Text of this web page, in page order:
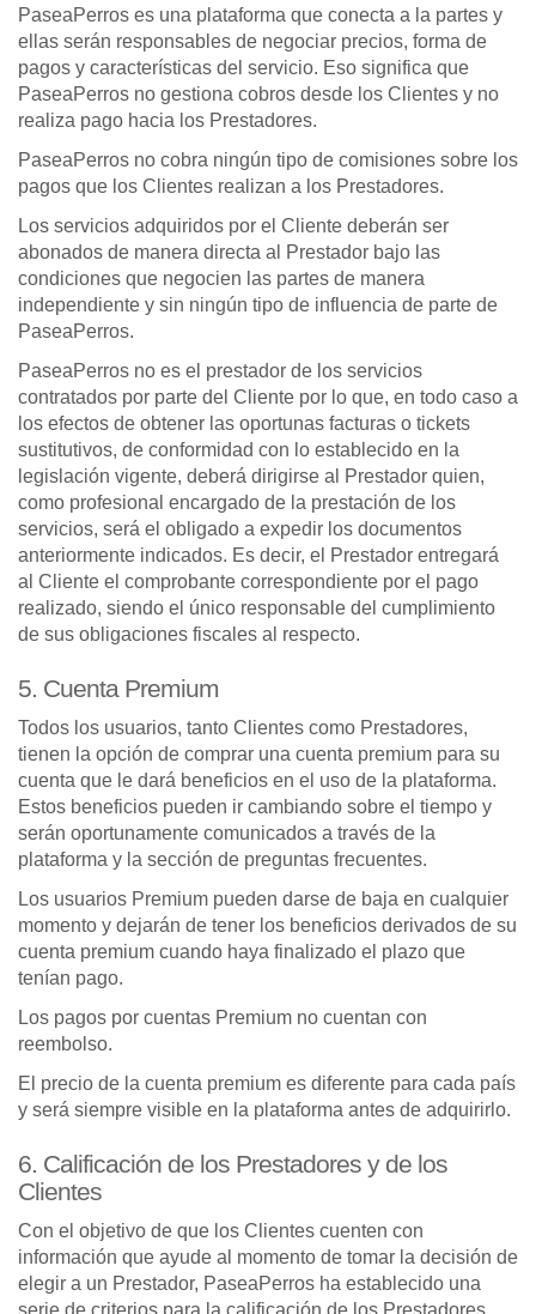
PaseaPerros es una plataforma que conecta a la partes y
ellas serán responsables de negociar precios, forma de
pagos y características del servicio. Eso significa que
PaseaPerros no gestiona cobros desde los Clientes y no
realiza pago hacia los Prestadores.
PaseaPerros no cobra ningún tipo de comisiones sobre los
pagos que los Clientes realizan a los Prestadores.
Los servicios adquiridos por el Cliente deberán ser
abonados de manera directa al Prestador bajo las
condiciones que negocien las partes de manera
independiente y sin ningún tipo de influencia de parte de
PaseaPerros.
PaseaPerros no es el prestador de los servicios
contratados por parte del Cliente por lo que, en todo caso a
los efectos de obtener las oportunas facturas o tickets
sustitutivos, de conformidad con lo establecido en la
legislación vigente, deberá dirigirse al Prestador quien,
como profesional encargado de la prestación de los
servicios, será el obligado a expedir los documentos
anteriormente indicados. Es decir, el Prestador entregará
al Cliente el comprobante correspondiente por el pago
realizado, siendo el único responsable del cumplimiento
de sus obligaciones fiscales al respecto.
5. Cuenta Premium
Todos los usuarios, tanto Clientes como Prestadores,
tienen la opción de comprar una cuenta premium para su
cuenta que le dará beneficios en el uso de la plataforma.
Estos beneficios pueden ir cambiando sobre el tiempo y
serán oportunamente comunicados a través de la
plataforma y la sección de preguntas frecuentes.
Los usuarios Premium pueden darse de baja en cualquier
momento y dejarán de tener los beneficios derivados de su
cuenta premium cuando haya finalizado el plazo que
tenían pago.
Los pagos por cuentas Premium no cuentan con
reembolso.
El precio de la cuenta premium es diferente para cada país
y será siempre visible en la plataforma antes de adquirirlo.
6. Calificación de los Prestadores y de los
Clientes
Con el objetivo de que los Clientes cuenten con
información que ayude al momento de tomar la decisión de
elegir a un Prestador, PaseaPerros ha establecido una
serie de criterios para la calificación de los Prestadores.